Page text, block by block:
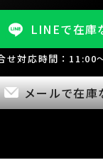
LINEで在庫
せ対応時間：11:00
メールで在庫